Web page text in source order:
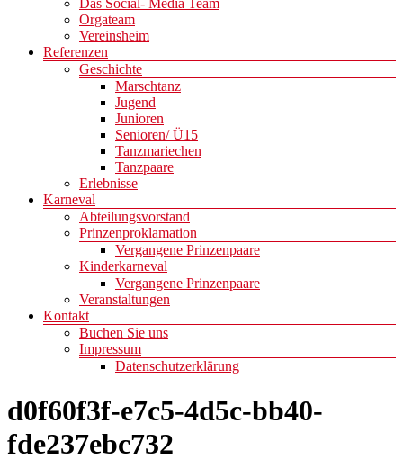
Das Social- Media Team
Orgateam
Vereinsheim
Referenzen
Geschichte
Marschtanz
Jugend
Junioren
Senioren/ Ü15
Tanzmariechen
Tanzpaare
Erlebnisse
Karneval
Abteilungsvorstand
Prinzenproklamation
Vergangene Prinzenpaare
Kinderkarneval
Vergangene Prinzenpaare
Veranstaltungen
Kontakt
Buchen Sie uns
Impressum
Datenschutzerklärung
d0f60f3f-e7c5-4d5c-bb40-
fde237ebc732